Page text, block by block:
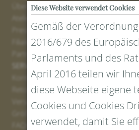
Über uns
Atelier
Presse
Filialen
Partner
SERVICE
Kontakt
Retourenportal
Versand
Diese Website verwendet Cookies
Gemäß der Verordnung
2016/679 des
Parlaments und des
April 2016 teilen wir
diese Webseite eigene
Cookies und Cookies
verwendet, damit Sie